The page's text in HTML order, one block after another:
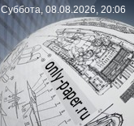
Суббота, 08.08.2026, 20:06